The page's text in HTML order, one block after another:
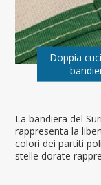
La bandiera del
rappresenta la
colori dei partiti
stelle dorate
Doppia